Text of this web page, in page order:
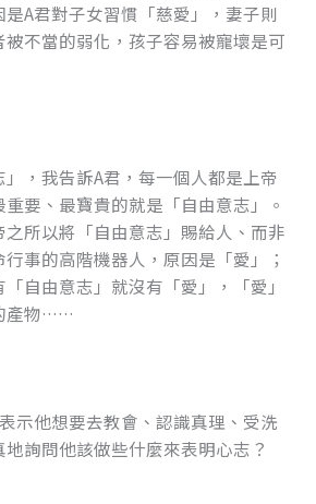
A君對子女習慣「慈愛」，妻子則
不當的弱化，孩子容易被寵壞是可
，我告訴A君，每一個人都是上帝
要、最寶貴的就是「自由意志」。
所以將「自由意志」賜給人、而非
事的高階機器人，原因是「愛」；
自由意志」就沒有「愛」，「愛」
產物……
示他想要去教會、認識真理、受洗
詢問他該做些什麼來表明心志？